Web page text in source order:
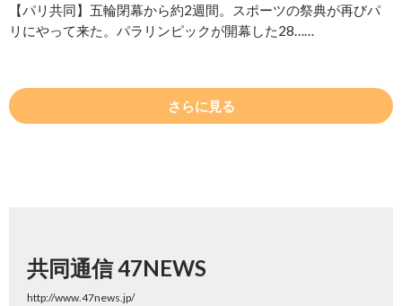
【パリ共同】五輪閉幕から約2週間。スポーツの祭典が再びパ
リにやって来た。パラリンピックが開幕した28……
さらに見る
共同通信 47NEWS
http://www.47news.jp/